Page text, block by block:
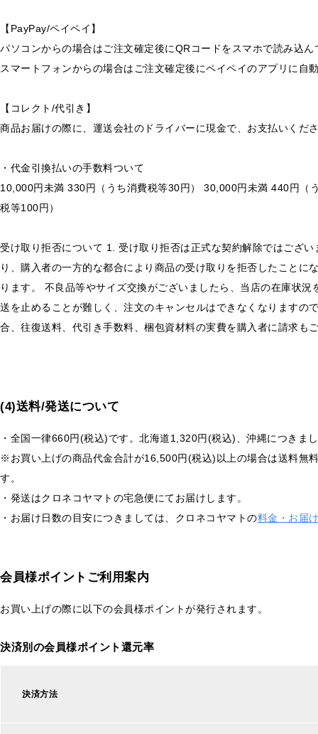
【PayPay/ペイペイ】
パソコンからの場合はご注文確定後にQRコードをスマホで読み込ん
スマートフォンからの場合はご注文確定後にペイペイのアプリに自
【コレクト/代引き】
商品お届けの際に、運送会社のドライバーに現金で、お支払いくだ
・代金引換払いの手数料ついて
10,000円未満 330円（うち消費税等30円） 30,000円未満 440円
税等100円）
受け取り拒否について 1. 受け取り拒否は正式な契約解除ではござ
り、購入者の一方的な都合により商品の受け取りを拒否したこと
ります。 不良品等やサイズ交換がございましたら、当店の在庫状
送を止めることが難しく、注文のキャンセルはできなくなります
合、往復送料、代引き手数料、梱包資材料の実費を購入者に請求も
(4)送料/発送について
・全国一律660円(税込)です。北海道1,320円(税込)、沖縄につきま
※お買い上げの商品代金合計が16,500円(税込)以上の場合は送料無
す。
・発送はクロネコヤマトの宅急便にてお届けします。
・お届け日数の目安につきましては、クロネコヤマトの料金・お届
会員様ポイントご利用案内
お買い上げの際に以下の会員様ポイントが発行されます。
決済別の会員様ポイント還元率
決済方法